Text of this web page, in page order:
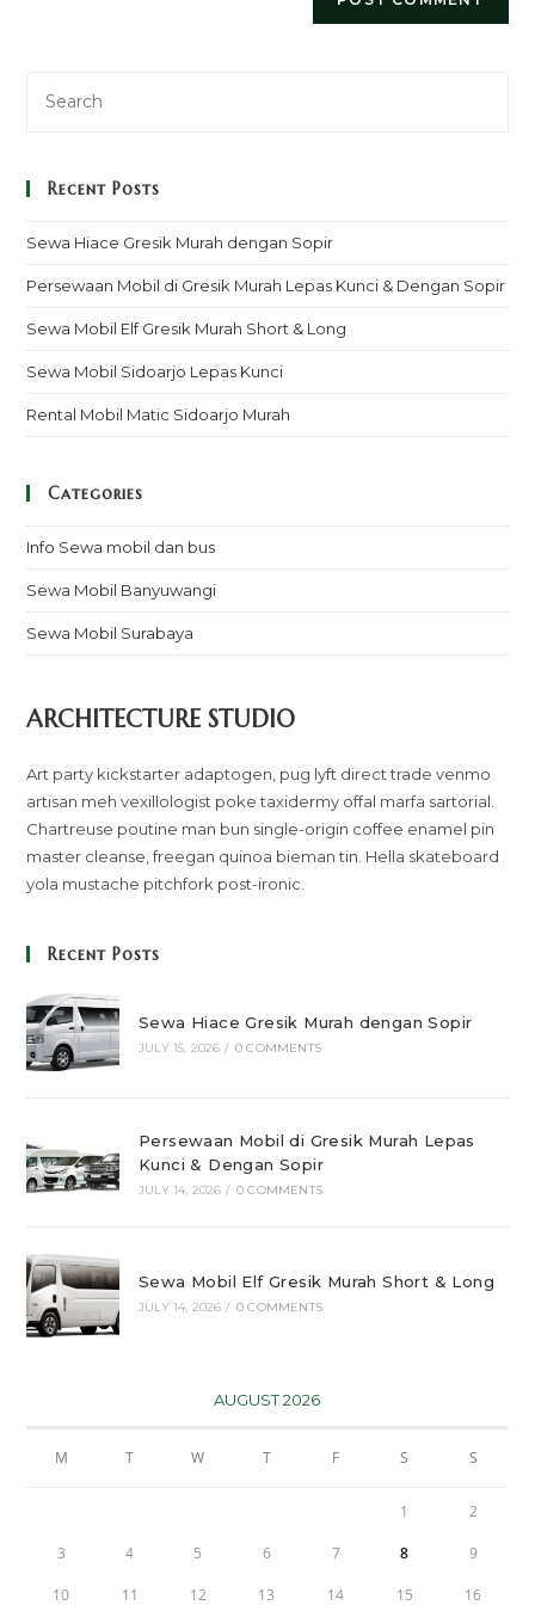
Recent Posts
Sewa Hiace Gresik Murah dengan Sopir
Persewaan Mobil di Gresik Murah Lepas Kunci & Dengan Sopir
Sewa Mobil Elf Gresik Murah Short & Long
Sewa Mobil Sidoarjo Lepas Kunci
Rental Mobil Matic Sidoarjo Murah
Categories
Info Sewa mobil dan bus
Sewa Mobil Banyuwangi
Sewa Mobil Surabaya
ARCHITECTURE STUDIO
Art party kickstarter adaptogen, pug lyft direct trade venmo
artisan meh vexillologist poke taxidermy offal marfa sartorial.
Chartreuse poutine man bun single-origin coffee enamel pin
master cleanse, freegan quinoa bieman tin. Hella skateboard
yola mustache pitchfork post-ironic.
Recent Posts
Sewa Hiace Gresik Murah dengan Sopir
JULY 15, 2026 / 0 COMMENTS
Persewaan Mobil di Gresik Murah Lepas
Kunci & Dengan Sopir
JULY 14, 2026 / 0 COMMENTS
Sewa Mobil Elf Gresik Murah Short & Long
JULY 14, 2026 / 0 COMMENTS
AUGUST 2026
M T W T F S S
1 2
3 4 5 6 7 8 9
10 11 12 13 14 15 16